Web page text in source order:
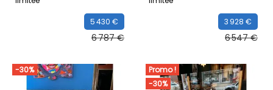
5 430 €
6 787 €
3 928 €
6 547 €
-30%
Promo !
-30%